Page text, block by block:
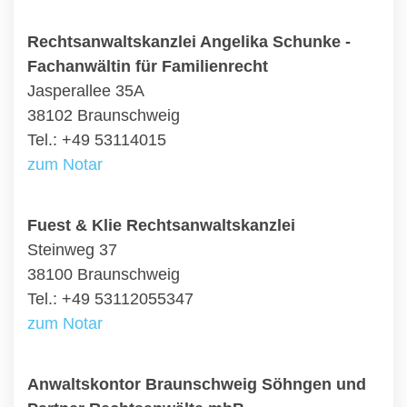
Rechtsanwaltskanzlei Angelika Schunke -
Fachanwältin für Familienrecht
Jasperallee 35A
38102 Braunschweig
Tel.: +49 53114015
zum Notar
Fuest & Klie Rechtsanwaltskanzlei
Steinweg 37
38100 Braunschweig
Tel.: +49 53112055347
zum Notar
Anwaltskontor Braunschweig Söhngen und